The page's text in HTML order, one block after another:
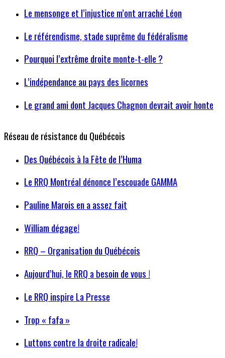
Le mensonge et l’injustice m’ont arraché Léon
Le référendisme, stade suprême du fédéralisme
Pourquoi l’extrême droite monte-t-elle ?
L’indépendance au pays des licornes
Le grand ami dont Jacques Chagnon devrait avoir honte
Réseau de résistance du Québécois
Des Québécois à la Fête de l’Huma
Le RRQ Montréal dénonce l’escouade GAMMA
Pauline Marois en a assez fait
William dégage!
RRQ – Organisation du Québécois
Aujourd’hui, le RRQ a besoin de vous !
Le RRQ inspire La Presse
Trop « fafa »
Luttons contre la droite radicale!